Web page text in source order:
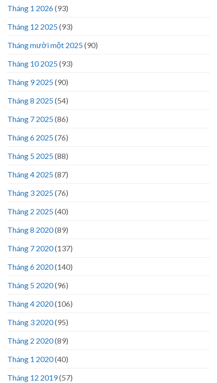
Tháng 1 2026(93)
Tháng 12 2025(93)
Tháng mười một 2025(90)
Tháng 10 2025(93)
Tháng 9 2025(90)
Tháng 8 2025(54)
Tháng 7 2025(86)
Tháng 6 2025(76)
Tháng 5 2025(88)
Tháng 4 2025(87)
Tháng 3 2025(76)
Tháng 2 2025(40)
Tháng 8 2020(89)
Tháng 7 2020(137)
Tháng 6 2020(140)
Tháng 5 2020(96)
Tháng 4 2020(106)
Tháng 3 2020(95)
Tháng 2 2020(89)
Tháng 1 2020(40)
Tháng 12 2019(57)